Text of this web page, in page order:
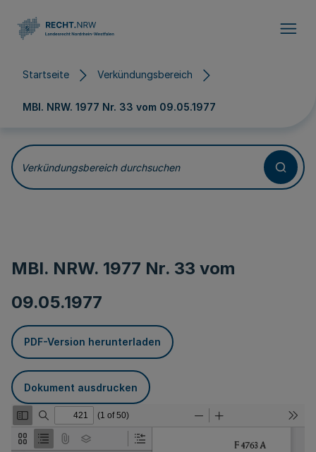
Startseite Verkündungsbereich
MBl. NRW. 1977 Nr. 33 vom 09.05.1977
Verkündungsbereich durchsuchen
MBl. NRW. 1977 Nr. 33 vom
09.05.1977
PDF-Version herunterladen
Dokument ausdrucken